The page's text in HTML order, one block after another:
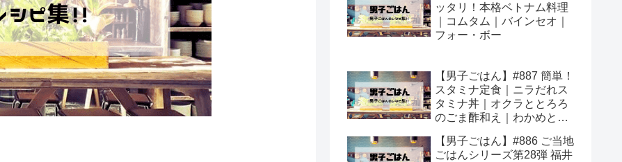
ッタリ！本格ベトナム料理
｜コムタム｜バインセオ｜
フォー・ボー
【男子ごはん】#887 簡単！
スタミナ定食｜ニラだれス
タミナ丼｜オクラととろろ
のごま酢和え｜わかめとし
【男子ごはん】#886 ご当地
ごはんシリーズ第28弾 福井